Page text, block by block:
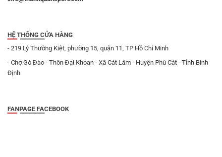
HỆ THỐNG CỬA HÀNG
- 219 Lý Thường Kiệt, phường 15, quận 11, TP Hồ Chí Minh
- Chợ Gò Đào - Thôn Đại Khoan - Xã Cát Lâm - Huyện Phù Cát - Tỉnh Bình
Định
FANPAGE FACEBOOK